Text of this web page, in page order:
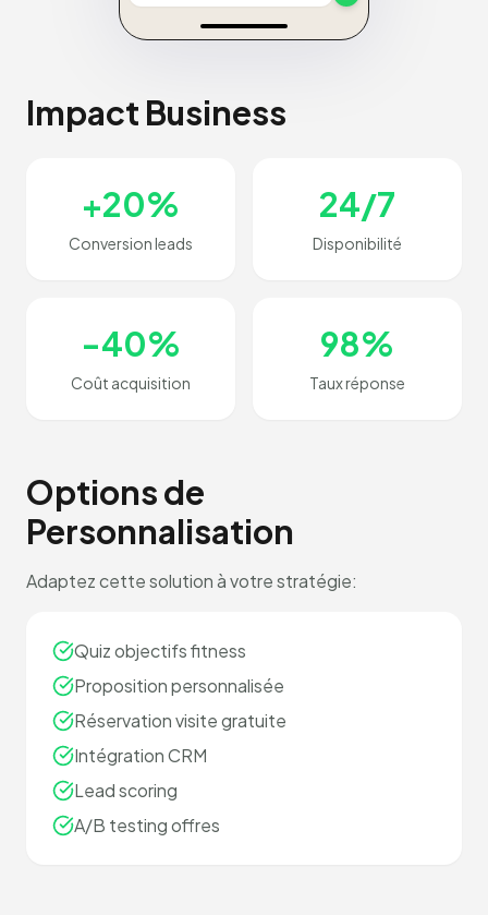
Impact Business
+20%
Conversion leads
24/7
Disponibilité
-40%
Coût acquisition
98%
Taux réponse
Options de
Personnalisation
Adaptez cette solution à votre stratégie:
Quiz objectifs fitness
Proposition personnalisée
Réservation visite gratuite
Intégration CRM
Lead scoring
A/B testing offres